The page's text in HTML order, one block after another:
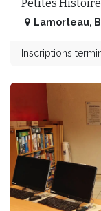
Petites
Lamorteau,
Inscriptions